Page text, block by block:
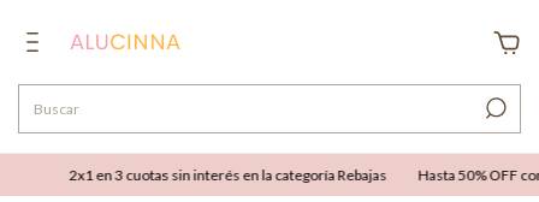
sin interés en la categoría Rebajas Hasta 50% OFF combinable con hasta